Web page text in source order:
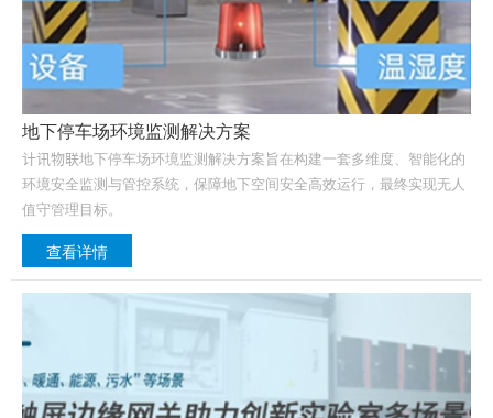
地下停车场环境监测解决方案
计讯物联地下停车场环境监测解决方案旨在构建一套多维度、智能化的
环境安全监测与管控系统，保障地下空间安全高效运行，最终实现无人
值守管理目标。
查看详情